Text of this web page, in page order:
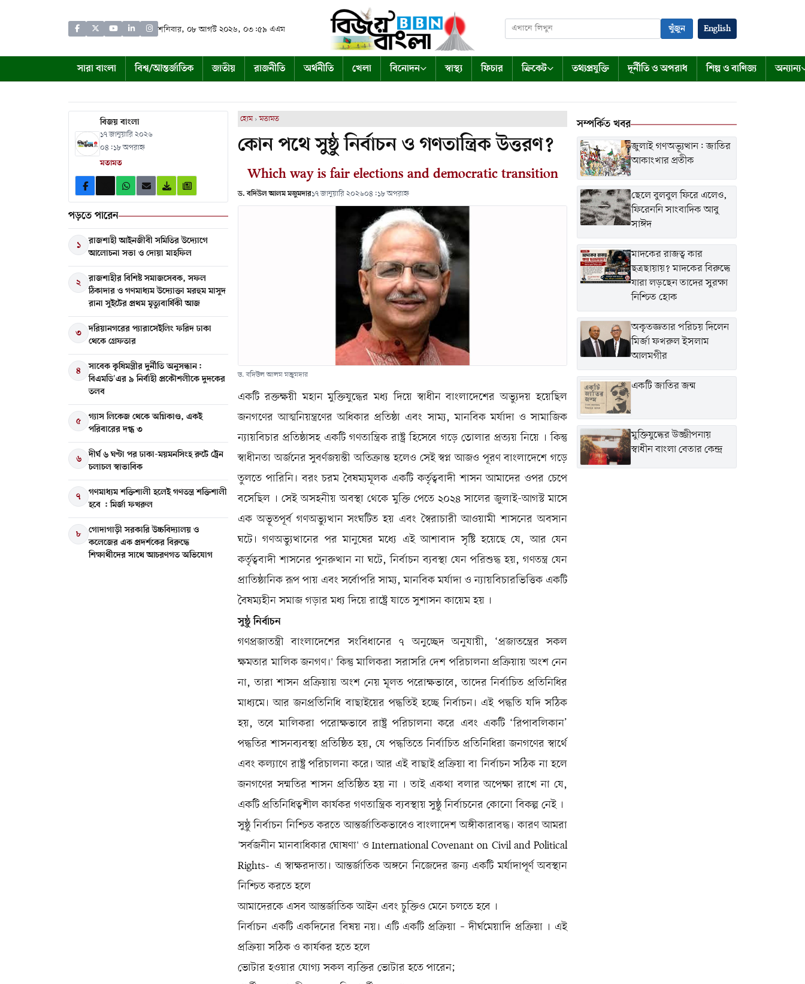
শনিবার, ০৮ আগস্ট ২০২৬, ০৩:৫৯ এএম খুঁজুন English
সারা বাংলা বিশ্ব/আন্তর্জাতিক জাতীয় রাজনীতি অর্থনীতি খেলা বিনোদন স্বাস্থ্য ফিচার ক্রিকেট তথ্যপ্রযুক্তি দূর্নীতি ও অপরাধ শিল্প ও বাণিজ্য অন্যান্য
বিজয় বাংলা
১৭ জানুয়ারি ২০২৬
০৪:১৮ অপরাহ্ন
মতামত
পড়তে পারেন
১
রাজশাহী আইনজীবী সমিতির উদ্যোগে
আলোচনা সভা ও দোয়া মাহফিল
২
রাজশাহীর বিশিষ্ট সমাজসেবক, সফল
ঠিকাদার ও গণমাধ্যম উদ্যোক্তা মরহুম মাসুদ
রানা সুইটের প্রথম মৃত্যুবার্ষিকী আজ
৩ দরিয়ানগরের প্যারাসেইলিং ফরিদ ঢাকা
থেকে গ্রেফতার
৪
সাবেক কৃষিমন্ত্রীর দুর্নীতি অনুসন্ধান:
বিএমডি'এর ৯ নির্বাহী প্রকৌশলীকে দুদকের
তলব
৫
গ্যাস লিকেজ থেকে অগ্নিকাণ্ড, একই
পরিবারের দগ্ধ ৩
৬
দীর্ঘ ৬ ঘণ্টা পর ঢাকা-ময়মনসিংহ রুটে ট্রেন
চলাচল স্বাভাবিক
৭
গণমাধ্যম শক্তিশালী হলেই গণতন্ত্র শক্তিশালী
হবে : মির্জা ফখরুল
৮
গোদাগাড়ী সরকারি উচ্চবিদ্যালয় ও
কলেজের এক প্রদর্শকের বিরুদ্ধে
শিক্ষার্থীদের সাথে আচরণগত অভিযোগ
হোম›মতামত
কোন পথে সুষ্ঠু নির্বাচন ও গণতান্ত্রিক উত্তরণ?
Which way is fair elections and democratic transition
ড. বদিউল আলম মজুমদার১৭ জানুয়ারি ২০২৬০৪:১৮ অপরাহ্ন
ড. বদিউল আলম মজুমদার
একটি রক্তক্ষয়ী মহান মুক্তিযুদ্ধের মধ্য দিয়ে স্বাধীন বাংলাদেশের অভ্যুদয় হয়েছিল
জনগণের আত্মনিয়ন্ত্রণের অধিকার প্রতিষ্ঠা এবং সাম্য, মানবিক মর্যাদা ও সামাজিক
ন্যায়বিচার প্রতিষ্ঠাসহ একটি গণতান্ত্রিক রাষ্ট্র হিসেবে গড়ে তোলার প্রত্যয় নিয়ে । কিন্তু
স্বাধীনতা অর্জনের সুবর্ণজয়ন্তী অতিক্রান্ত হলেও সেই স্বপ্ন আজও পূরণ বাংলাদেশে গড়ে
তুলতে পারিনি। বরং চরম বৈষম্যমূলক একটি কর্তৃত্ববাদী শাসন আমাদের ওপর চেপে
বসেছিল । সেই অসহনীয় অবস্থা থেকে মুক্তি পেতে ২০২৪ সালের জুলাই-আগস্ট মাসে
এক অভূতপূর্ব গণঅভ্যুত্থান সংঘটিত হয় এবং স্বৈরাচারী আওয়ামী শাসনের অবসান
ঘটে। গণঅভ্যুত্থানের পর মানুষের মধ্যে এই আশাবাদ সৃষ্টি হয়েছে যে, আর যেন
কর্তৃত্ববাদী শাসনের পুনরুত্থান না ঘটে, নির্বাচন ব্যবস্থা যেন পরিশুদ্ধ হয়, গণতন্ত্র যেন
প্রাতিষ্ঠানিক রূপ পায় এবং সর্বোপরি সাম্য, মানবিক মর্যাদা ও ন্যায়বিচারভিত্তিক একটি
বৈষম্যহীন সমাজ গড়ার মধ্য দিয়ে রাষ্ট্রে যাতে সুশাসন কায়েম হয় ।
সুষ্ঠু নির্বাচন
গণপ্রজাতন্ত্রী বাংলাদেশের সংবিধানের ৭ অনুচ্ছেদ অনুযায়ী, ‘প্রজাতন্ত্রের সকল
ক্ষমতার মালিক জনগণ।' কিন্তু মালিকরা সরাসরি দেশ পরিচালনা প্রক্রিয়ায় অংশ নেন
না, তারা শাসন প্রক্রিয়ায় অংশ নেয় মূলত পরোক্ষভাবে, তাদের নির্বাচিত প্রতিনিধির
মাধ্যমে। আর জনপ্রতিনিধি বাছাইয়ের পদ্ধতিই হচ্ছে নির্বাচন। এই পদ্ধতি যদি সঠিক
হয়, তবে মালিকরা পরোক্ষভাবে রাষ্ট্র পরিচালনা করে এবং একটি ‘রিপাবলিকান’
পদ্ধতির শাসনব্যবস্থা প্রতিষ্ঠিত হয়, যে পদ্ধতিতে নির্বাচিত প্রতিনিধিরা জনগণের স্বার্থে
এবং কল্যাণে রাষ্ট্র পরিচালনা করে। আর এই বাছাই প্রক্রিয়া বা নির্বাচন সঠিক না হলে
জনগণের সম্মতির শাসন প্রতিষ্ঠিত হয় না । তাই একথা বলার অপেক্ষা রাখে না যে,
একটি প্রতিনিধিত্বশীল কার্যকর গণতান্ত্রিক ব্যবস্থায় সুষ্ঠু নির্বাচনের কোনো বিকল্প নেই ।
সুষ্ঠু নির্বাচন নিশ্চিত করতে আন্তর্জাতিকভাবেও বাংলাদেশ অঙ্গীকারাবদ্ধ। কারণ আমরা
'সর্বজনীন মানবাধিকার ঘোষণা' ও International Covenant on Civil and Political
Rights-এ স্বাক্ষরদাতা। আন্তর্জাতিক অঙ্গনে নিজেদের জন্য একটি মর্যাদাপূর্ণ অবস্থান
নিশ্চিত করতে হলে
আমাদেরকে এসব আন্তর্জাতিক আইন এবং চুক্তিও মেনে চলতে হবে ।
নির্বাচন একটি একদিনের বিষয় নয়। এটি একটি প্রক্রিয়া – দীর্ঘমেয়াদি প্রক্রিয়া । এই
প্রক্রিয়া সঠিক ও কার্যকর হতে হলে
ভোটার হওয়ার যোগ্য সকল ব্যক্তির ভোটার হতে পারেন;
সম্পর্কিত খবর
জুলাই গণঅভ্যূত্থান: জাতির
আকাংখার প্রতীক
ছেলে বুলবুল ফিরে এলেও,
ফিরেননি সাংবাদিক আবু
সাঈদ
মাদকের রাজত্ব কার
ছত্রছায়ায়? মাদকের বিরুদ্ধে
যারা লড়ছেন তাদের সুরক্ষা
নিশ্চিত হোক
অকৃতজ্ঞতার পরিচয় দিলেন
মির্জা ফখরুল ইসলাম
আলমগীর
একটি জাতির জন্ম
মুক্তিযুদ্ধের উজ্জীপনায়
স্বাধীন বাংলা বেতার কেন্দ্র